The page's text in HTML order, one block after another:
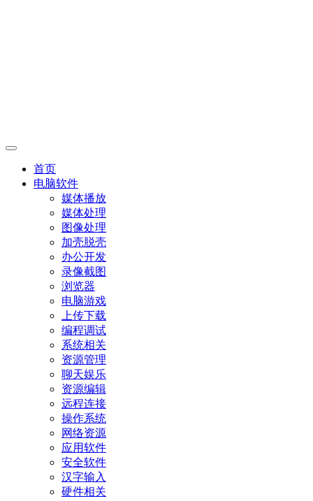
首页
电脑软件
媒体播放
媒体处理
图像处理
加壳脱壳
办公开发
录像截图
浏览器
电脑游戏
上传下载
编程调试
系统相关
资源管理
聊天娱乐
资源编辑
远程连接
操作系统
网络资源
应用软件
安全软件
汉字输入
硬件相关